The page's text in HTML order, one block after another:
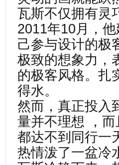
瓦斯不仅拥有灵
2011年10月，
己参与设计的极
极致的想象力，
的极客风格。扎
得水。
然而，真正投入
量并不理想 ，
都达不到同行一
热情泼了一盆冷